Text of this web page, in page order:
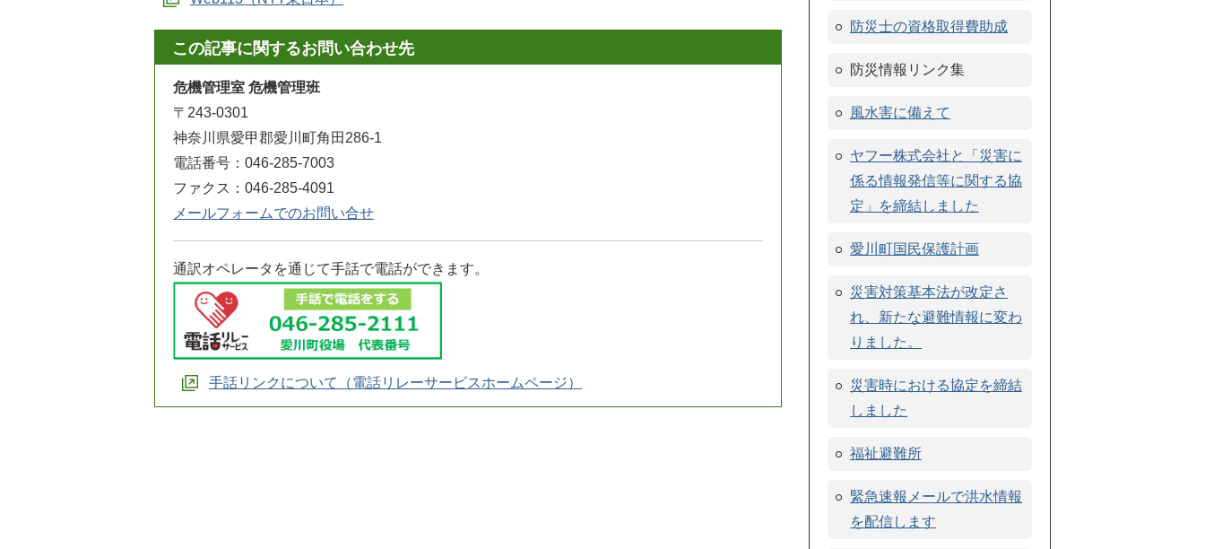
この記事に関するお問い合わせ先
危機管理室 危機管理班
〒243-0301
神奈川県愛甲郡愛川町角田286-1
電話番号：046-285-7003
ファクス：046-285-4091
メールフォームでのお問い合せ
通訳オペレータを通じて手話で電話ができます。
手話リンクについて（電話リレーサービスホームページ）
防災士の資格取得費助成
防災情報リンク集
風水害に備えて
ヤフー株式会社と「災害に
係る情報発信等に関する協
定」を締結しました
愛川町国民保護計画
災害対策基本法が改定さ
れ、新たな避難情報に変わ
りました。
災害時における協定を締結
しました
福祉避難所
緊急速報メールで洪水情報
を配信します